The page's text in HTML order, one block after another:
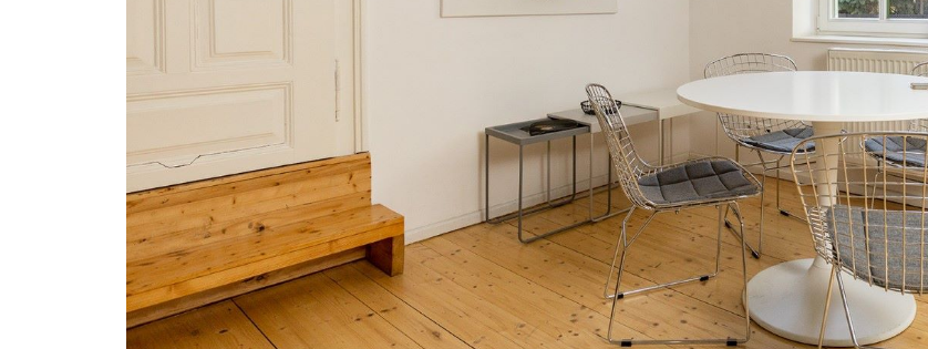
Смена руководителя s.r.o.
Одним из наиболее распространенных изменений в компании с ограниченной
ответственностью является смена управляющего.Менеджер по праву
считается одним из самых важных лиц в компании. При смене руководителя
важна дата вступления изменения в силу, так как эти последствия наступают не
с внесением записи в коммерческий регистр, а с определением конца